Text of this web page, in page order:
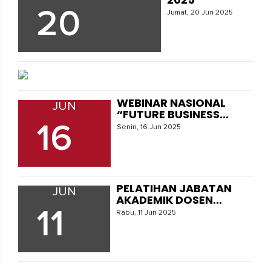
20 Jumat, 20 Jun 2025
JUN
16
WEBINAR NASIONAL
“FUTURE BUSINESS...
Senin, 16 Jun 2025
JUN
11
PELATIHAN JABATAN
AKADEMIK DOSEN...
Rabu, 11 Jun 2025